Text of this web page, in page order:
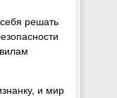
решать
и мир